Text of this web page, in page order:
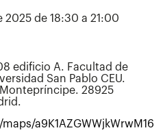
2025 de 18:30 a 21:00
edificio A. Facultad de
San Pablo CEU.
28925
a9K1AZGWWjkWrwM16